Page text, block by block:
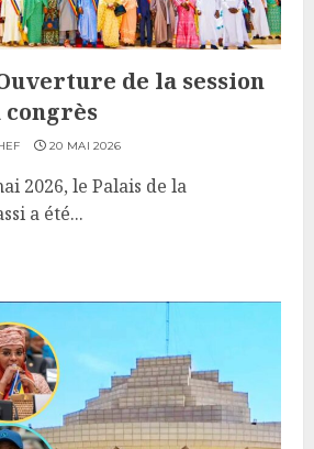
de la session
20 MAI 2026
2026, le Palais de la
a été...